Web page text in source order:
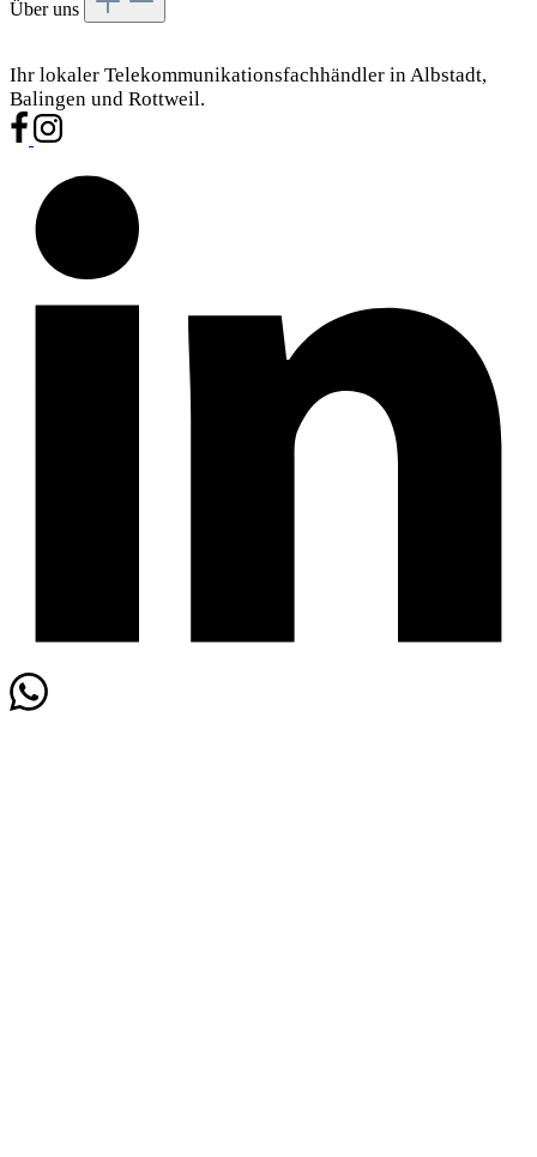
Über uns
Ihr lokaler Telekommunikationsfachhändler in Albstadt,
Balingen und Rottweil.